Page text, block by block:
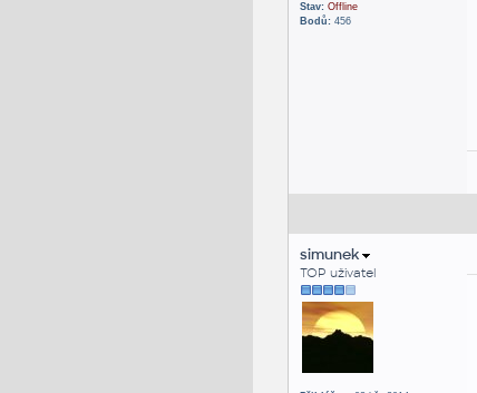
Stav: Offline
Bodů:456
simunek
TOP uživatel